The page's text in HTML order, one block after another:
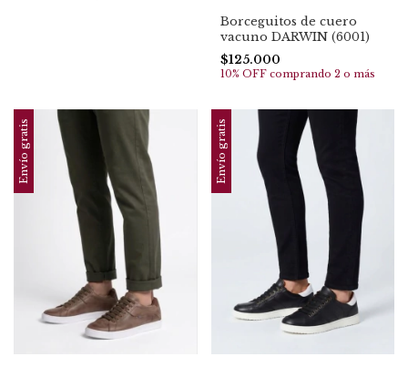
Borceguitos de cuero
vacuno DARWIN (6001)
$125.000
10% OFF comprando 2 o más
Envío gratis Envío gratis